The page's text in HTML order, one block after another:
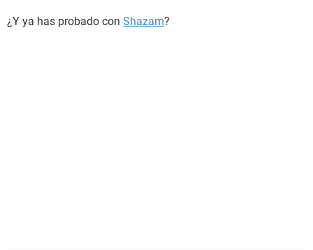
¿Y ya has probado con Shazam?